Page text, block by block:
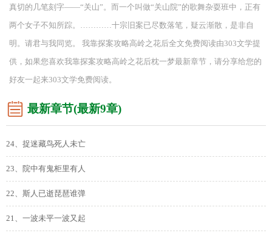
真切的几笔刻字——“关山”。而一个叫做“关山院”的歌舞杂耍班中，正有
两个女子不知所踪。…………十宗旧案已尽数落笔，疑云渐散，是非自
明。请君与我同览。 我靠探案攻略高岭之花后全文免费阅读由303文学提
供，如果您喜欢我靠探案攻略高岭之花后枕一梦最新章节，请分享给您的
好友一起来303文学免费阅读。
最新章节(最新9章)
24、捉迷藏鸟死人未亡
23、院中有鬼柜里有人
22、斯人已逝琵琶谁弹
21、一波未平一波又起